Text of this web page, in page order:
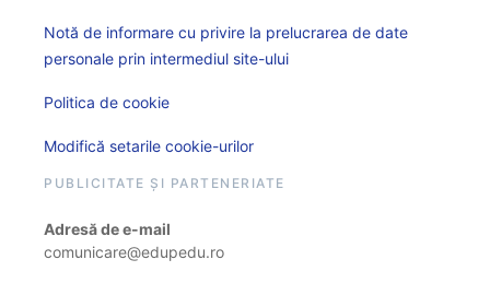
Notă de informare cu privire la prelucrarea de date
personale prin intermediul site-ului
Politica de cookie
Modifică setarile cookie-urilor
PUBLICITATE ȘI PARTENERIATE
Adresă de e-mail
comunicare@edupedu.ro